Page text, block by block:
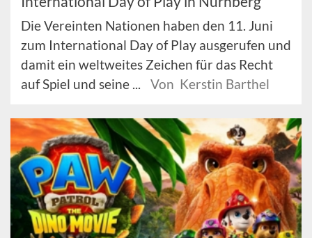
Die Vereinten Nationen haben den 11. Juni
zum International Day of Play ausgerufen und
damit ein weltweites Zeichen für das Recht
auf Spiel und seine ...
Von Kerstin Barthel